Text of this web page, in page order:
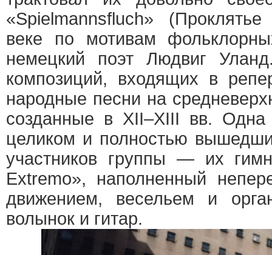
«Spielmannsfluch»
веке по мотивам
немецкий поэт Людвиг
композиций, входящих в
народные песни на
созданные в XII–XIII вв.
целиком и полностью
участников группы — их
Extremo», наполненный
движением, весельем и
волынок и гитар.